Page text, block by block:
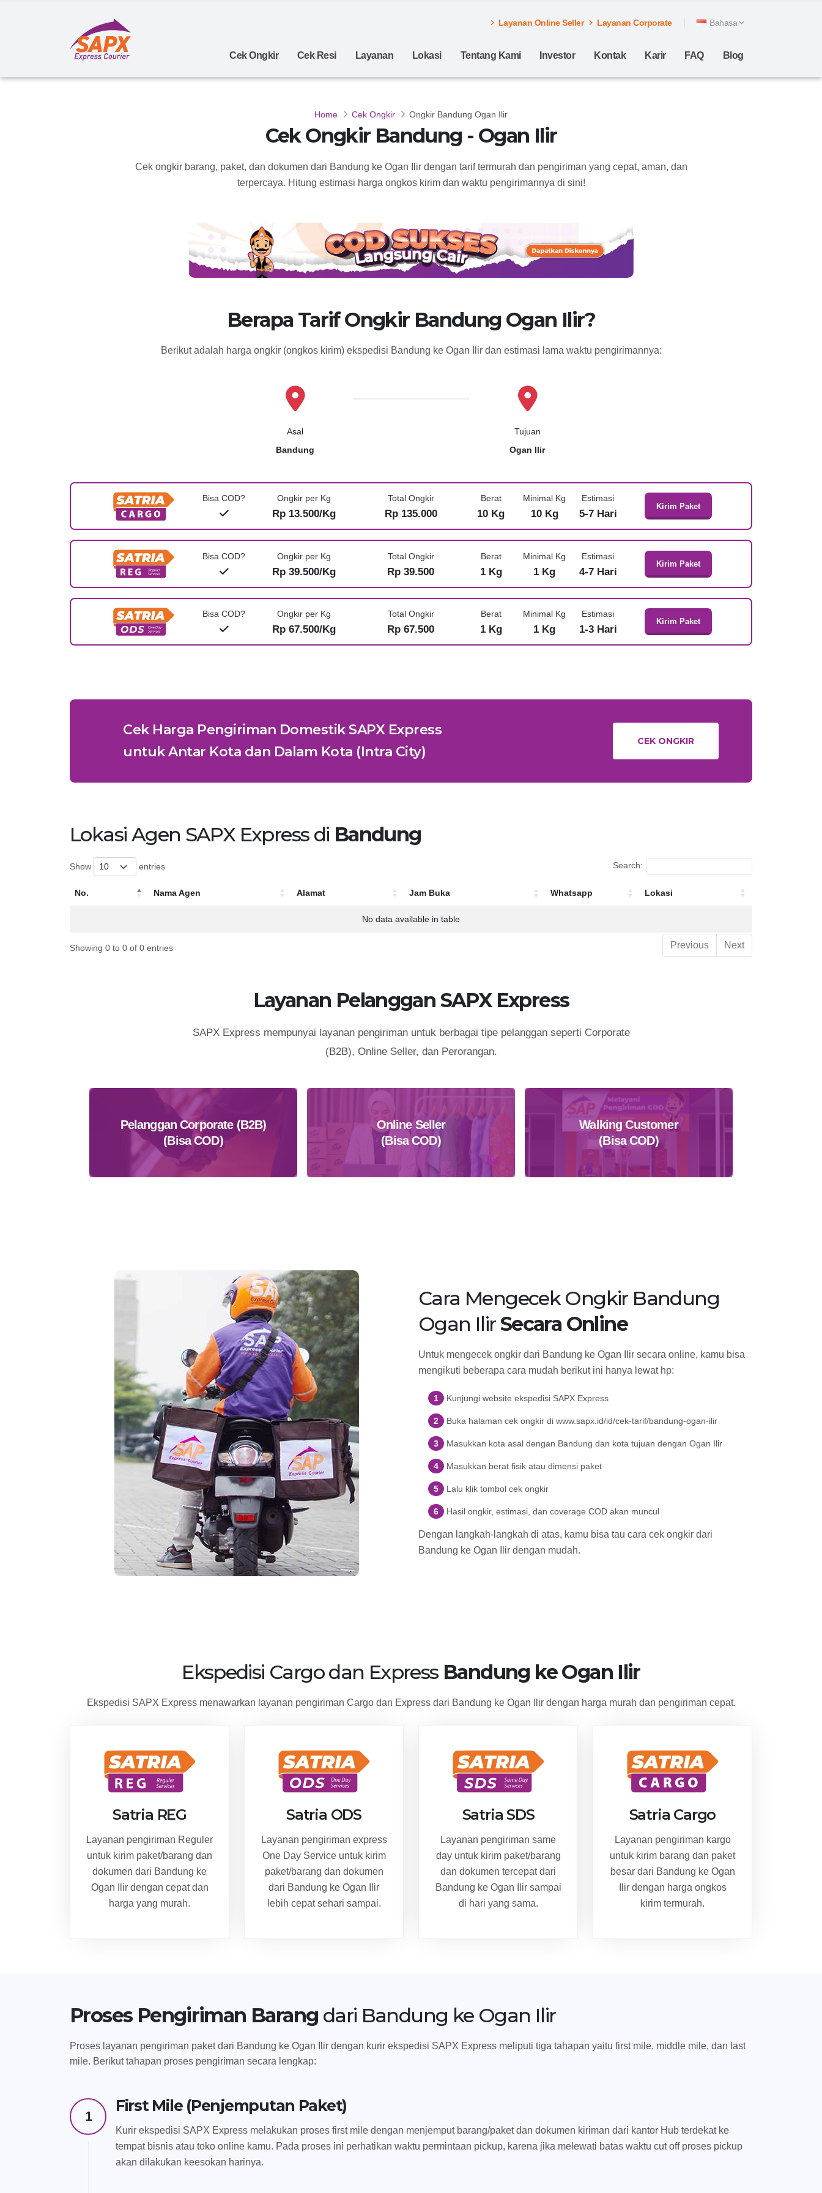
Layanan Online Seller Layanan Corporate Bahasa
Cek Ongkir Cek Resi Layanan Lokasi Tentang Kami Investor Kontak Karir FAQ Blog
Home Cek Ongkir Ongkir Bandung Ogan Ilir
Cek Ongkir Bandung - Ogan Ilir
Cek ongkir barang, paket, dan dokumen dari Bandung ke Ogan Ilir dengan tarif termurah dan pengiriman yang cepat, aman, dan
terpercaya. Hitung estimasi harga ongkos kirim dan waktu pengirimannya di sini!
Berapa Tarif Ongkir Bandung Ogan Ilir?
Berikut adalah harga ongkir (ongkos kirim) ekspedisi Bandung ke Ogan Ilir dan estimasi lama waktu pengirimannya:
Asal
Bandung
Tujuan
Ogan Ilir
Bisa COD? Ongkir per Kg
Rp 13.500/Kg
Total Ongkir
Rp 135.000
Berat
10 Kg
Minimal Kg
10 Kg
Estimasi
5-7 Hari
Kirim Paket
Bisa COD? Ongkir per Kg
Rp 39.500/Kg
Total Ongkir
Rp 39.500
Berat
1 Kg
Minimal Kg
1 Kg
Estimasi
4-7 Hari
Kirim Paket
Bisa COD? Ongkir per Kg
Rp 67.500/Kg
Total Ongkir
Rp 67.500
Berat
1 Kg
Minimal Kg
1 Kg
Estimasi
1-3 Hari
Kirim Paket
Cek Harga Pengiriman Domestik SAPX Express
untuk Antar Kota dan Dalam Kota (Intra City)
CEK ONGKIR
Lokasi Agen SAPX Express di Bandung
Show entries Search:
No. Nama Agen Alamat Jam Buka Whatsapp Lokasi
Jam Buka
No data available in table
Showing 0 to 0 of 0 entries Previous Next
Layanan Pelanggan SAPX Express
SAPX Express mempunyai layanan pengiriman untuk berbagai tipe pelanggan seperti Corporate
(B2B), Online Seller, dan Perorangan.
Pelanggan Corporate (B2B)
(Bisa COD)
Online Seller
(Bisa COD)
Walking Customer
(Bisa COD)
Cara Mengecek Ongkir Bandung
Ogan IlirSecara Online
Untuk mengecek ongkir dari Bandung ke Ogan Ilir secara online, kamu bisa
mengikuti beberapa cara mudah berikut ini hanya lewat hp:
Kunjungi website ekspedisi SAPX Express
Buka halaman cek ongkir di www.sapx.id/id/cek-tarif/bandung-ogan-ilir
Masukkan kota asal dengan Bandung dan kota tujuan dengan Ogan Ilir
Masukkan berat fisik atau dimensi paket
Lalu klik tombol cek ongkir
Hasil ongkir, estimasi, dan coverage COD akan muncul
Dengan langkah-langkah di atas, kamu bisa tau cara cek ongkir dari
Bandung ke Ogan Ilir dengan mudah.
Ekspedisi Cargo dan Express Bandung ke Ogan Ilir
Ekspedisi SAPX Express menawarkan layanan pengiriman Cargo dan Express dari Bandung ke Ogan Ilir dengan harga murah dan pengiriman cepat.
Satria REG
Layanan pengiriman Reguler
untuk kirim paket/barang dan
dokumen dari Bandung ke
Ogan Ilir dengan cepat dan
harga yang murah.
Satria ODS
Layanan pengiriman express
One Day Service untuk kirim
paket/barang dan dokumen
dari Bandung ke Ogan Ilir
lebih cepat sehari sampai.
Satria SDS
Layanan pengiriman same
day untuk kirim paket/barang
dan dokumen tercepat dari
Bandung ke Ogan Ilir sampai
di hari yang sama.
Satria Cargo
Layanan pengiriman kargo
untuk kirim barang dan paket
besar dari Bandung ke Ogan
Ilir dengan harga ongkos
kirim termurah.
Proses Pengiriman Barang dari Bandung ke Ogan Ilir
Proses layanan pengiriman paket dari Bandung ke Ogan Ilir dengan kurir ekspedisi SAPX Express meliputi tiga tahapan yaitu first mile, middle mile, dan last
mile. Berikut tahapan proses pengiriman secara lengkap:
1
First Mile (Penjemputan Paket)
Kurir ekspedisi SAPX Express melakukan proses first mile dengan menjemput barang/paket dan dokumen kiriman dari kantor Hub terdekat ke
tempat bisnis atau toko online kamu. Pada proses ini perhatikan waktu permintaan pickup, karena jika melewati batas waktu cut off proses pickup
akan dilakukan keesokan harinya.